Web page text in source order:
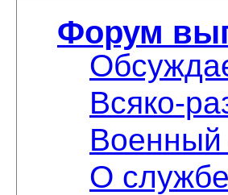
Форум
Всяко-
О